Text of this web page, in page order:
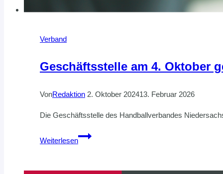
Verband
Geschäftsstelle am 4. Oktober
VonRedaktion 2. Oktober 202413. Februar 2026
Die Geschäftsstelle des Handballverbandes
Weiterlesen
Geschäftsstelle